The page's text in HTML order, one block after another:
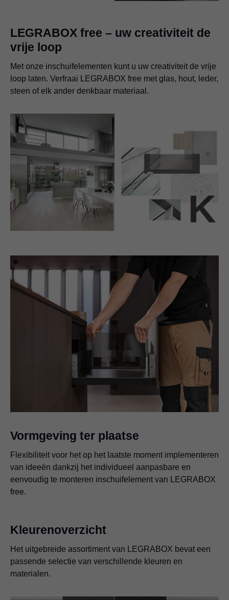
LEGRABOX free – uw creativiteit de
vrije loop
Met onze inschuifelementen kunt u uw creativiteit de vrije
loop laten. Verfraai LEGRABOX free met glas, hout, leder,
steen of elk ander denkbaar materiaal.
Vormgeving ter plaatse
Flexibiliteit voor het op het laatste moment implementeren
van ideeën dankzij het individueel aanpasbare en
eenvoudig te monteren inschuifelement van LEGRABOX
free.
Kleurenoverzicht
Het uitgebreide assortiment van LEGRABOX bevat een
passende selectie van verschillende kleuren en
materialen.